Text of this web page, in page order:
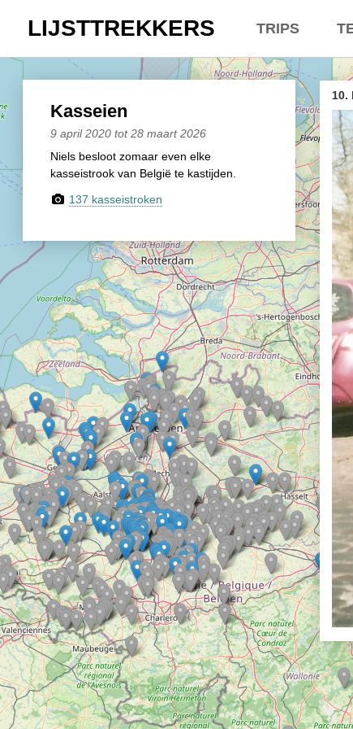
LIJSTTREKKERS TRIPS
Kasseien
België /
Hoogtepunten
Soeperlange
Afleveringen
Bounding
Ambiance,
De groetjes
Doelloos
Ronde Van
Dhr. Dries
Schapentocht
Het lossen van
Kerkstraten
7 rollen van
Dodentocht
Redelijk slecht
In vogelvlucht
10.
Kasseien
9 april 2020 tot 28 maart 2026
Niels besloot zomaar even elke
kasseistrook van België te kastijden.
137 kasseistroken